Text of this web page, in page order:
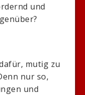
und
mutig zu
nur so,
und